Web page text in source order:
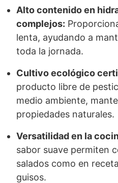
Alto contenido en
complejos:
lenta, ayudando a
toda la jornada.
Cultivo ecológico
producto libre de
medio ambiente,
propiedades naturales.
Versatilidad en la
sabor suave permiten
salados como en
guisos.